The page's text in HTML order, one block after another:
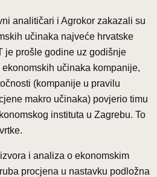
analitičari i Agrokor zakazali su
učinaka najveće hrvatske
je prošle godine uz godišnje
učinaka kompanije,
(kompanije u pravilu
makro učinaka) povjerio timu
instituta u Zagrebu. To
i analiza o ekonomskim
procjena u nastavku podložna